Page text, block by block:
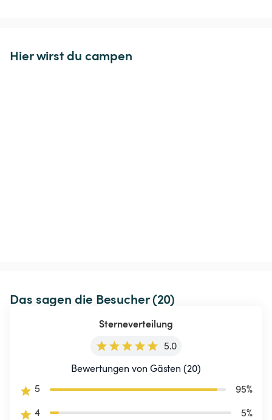
Hier wirst du campen
Das sagen die Besucher (20)
Sterneverteilung
5.0
Bewertungen von Gästen (20)
5
95%
4
5%